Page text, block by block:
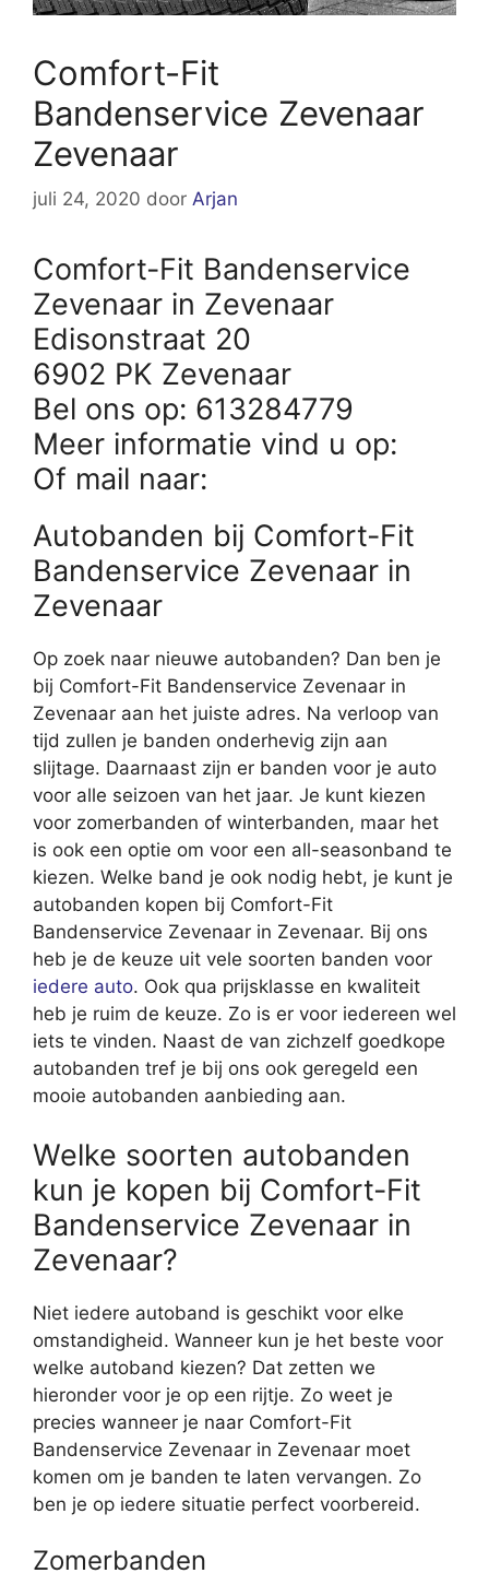
Comfort-Fit
Bandenservice Zevenaar
Zevenaar
juli 24, 2020 door Arjan
Comfort-Fit Bandenservice
Zevenaar in Zevenaar
Edisonstraat 20
6902 PK Zevenaar
Bel ons op: 613284779
Meer informatie vind u op:
Of mail naar:
Autobanden bij Comfort-Fit
Bandenservice Zevenaar in
Zevenaar
Op zoek naar nieuwe autobanden? Dan ben je
bij Comfort-Fit Bandenservice Zevenaar in
Zevenaar aan het juiste adres. Na verloop van
tijd zullen je banden onderhevig zijn aan
slijtage. Daarnaast zijn er banden voor je auto
voor alle seizoen van het jaar. Je kunt kiezen
voor zomerbanden of winterbanden, maar het
is ook een optie om voor een all-seasonband te
kiezen. Welke band je ook nodig hebt, je kunt je
autobanden kopen bij Comfort-Fit
Bandenservice Zevenaar in Zevenaar. Bij ons
heb je de keuze uit vele soorten banden voor
iedere auto. Ook qua prijsklasse en kwaliteit
heb je ruim de keuze. Zo is er voor iedereen wel
iets te vinden. Naast de van zichzelf goedkope
autobanden tref je bij ons ook geregeld een
mooie autobanden aanbieding aan.
Welke soorten autobanden
kun je kopen bij Comfort-Fit
Bandenservice Zevenaar in
Zevenaar?
Niet iedere autoband is geschikt voor elke
omstandigheid. Wanneer kun je het beste voor
welke autoband kiezen? Dat zetten we
hieronder voor je op een rijtje. Zo weet je
precies wanneer je naar Comfort-Fit
Bandenservice Zevenaar in Zevenaar moet
komen om je banden te laten vervangen. Zo
ben je op iedere situatie perfect voorbereid.
Zomerbanden